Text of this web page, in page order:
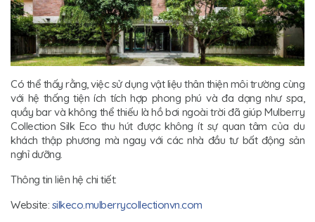
Có thể thấy rằng, việc sử dụng vật liệu thân thiện môi trường cùng
với hệ thống tiện ích tích hợp phong phú và đa dạng như spa,
quầy bar và không thể thiếu là hồ bơi ngoài trời đã giúp Mulberry
Collection Silk Eco thu hút được không ít sự quan tâm của du
khách thập phương mà ngay với các nhà đầu tư bất động sản
nghỉ dưỡng.
Thông tin liên hệ chi tiết:
Website: silkeco.mulberrycollectionvn.com